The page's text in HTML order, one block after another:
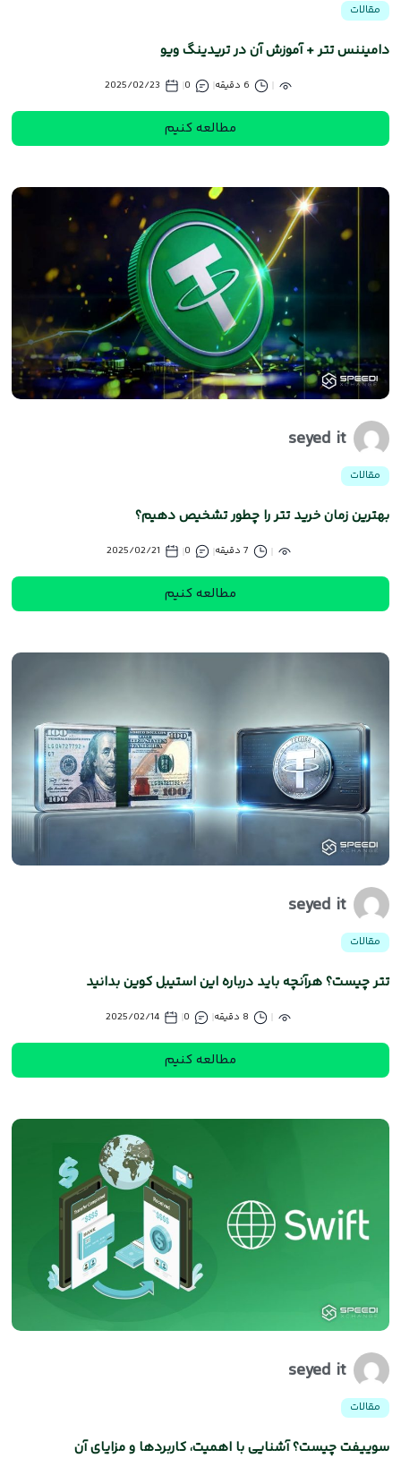
مقالات
دامیننس تتر + آموزش آن در تریدینگ ویو
6 دقیقه 0
2025/02/23
مطالعه کنیم
seyed it
مقالات
بهترین زمان خرید تتر را چطور تشخیص دهیم؟
7 دقیقه 0
2025/02/21
مطالعه کنیم
seyed it
مقالات
تتر چیست؟ هرآنچه باید درباره این استیبل کوین بدانید
8 دقیقه 0
2025/02/14
مطالعه کنیم
seyed it
مقالات
سوییفت چیست؟ آشنایی با اهمیت، کاربردها و مزایای آن